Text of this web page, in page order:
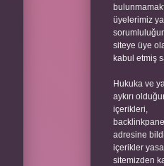
üyelerimiz
siteye üye
kabul etmiş
Hukuka ve
aykırı
içerikleri,
adresine
içerikler
sitemizden